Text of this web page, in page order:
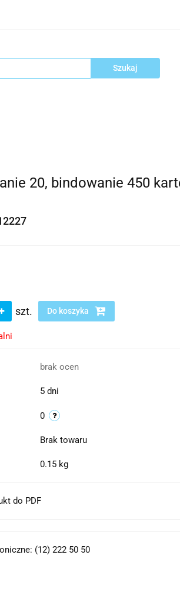
20, bindowanie 450
szt. Do koszyka
brak ocen
5 dni
0
Brak towaru
0.15 kg
do PDF
(12) 222 50 50